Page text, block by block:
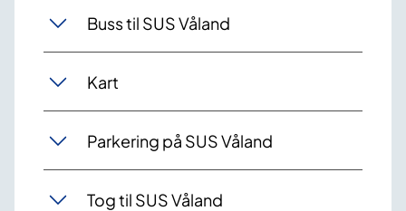
Buss til SUS Våland
Kart
Parkering på SUS Våland
Tog til SUS Våland